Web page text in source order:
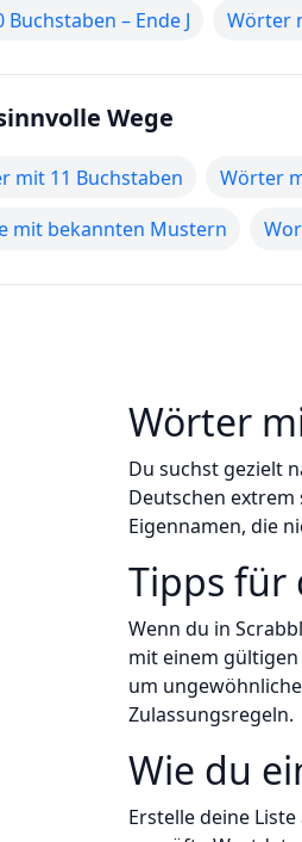
– Ende J
Wörter
Wege
mit 11 Buchstaben Wörter
mit bekannten Mustern
Wörter
Du suchst gezielt
Deutschen
Eigennamen, die
Tipps für
Wenn du in
mit einem
um
Zulassungsregeln.
Wie du
Erstelle deine